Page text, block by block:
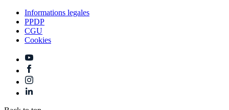
Informations legales
PPDP
CGU
Cookies